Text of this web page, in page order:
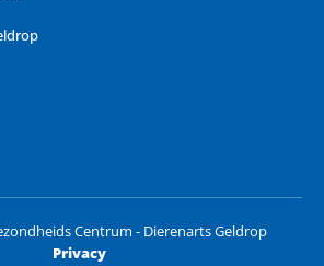
Centrum - Dierenarts Geldrop
Privacy